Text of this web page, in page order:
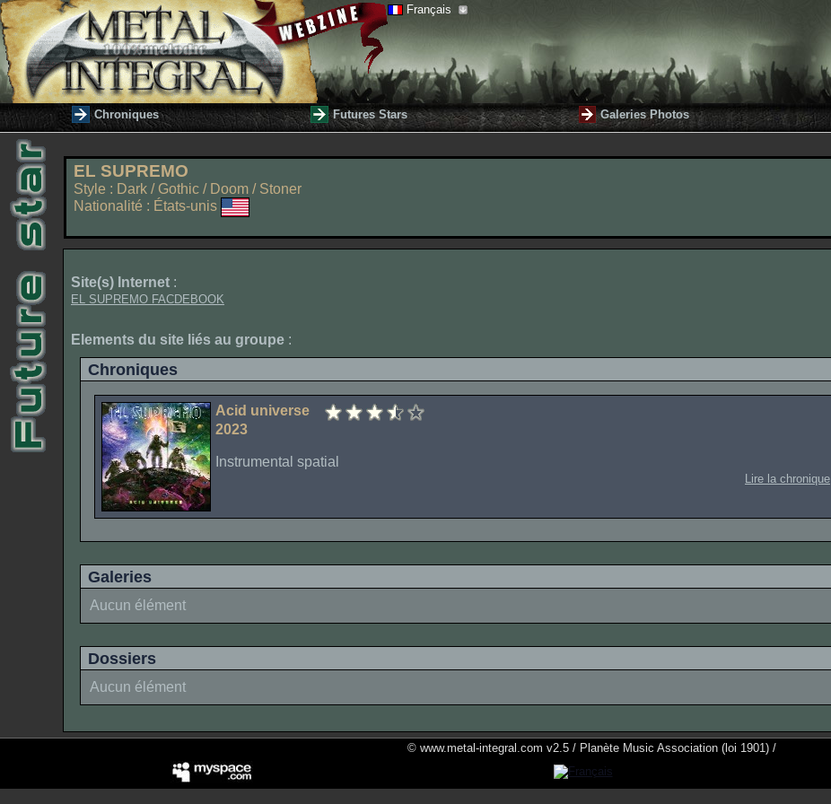
Français
Chroniques Futures Stars Galeries Photos
EL SUPREMO
Style : Dark / Gothic / Doom / Stoner
Nationalité : États-unis
Site(s) Internet :
EL SUPREMO FACDEBOOK
Elements du site liés au groupe :
Chroniques
Acid universe
2023
Instrumental spatial
Lire la chronique
Galeries
Aucun élément
Dossiers
Aucun élément
© www.metal-integral.com v2.5 / Planète Music Association (loi 1901) /